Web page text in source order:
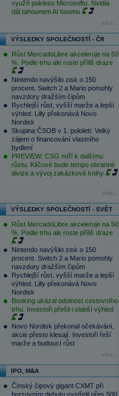
využít poklesu Microsoftu. Nvidia
dál tahounem AI boomu
více...
VÝSLEDKY SPOLEČNOSTÍ - ČR
Růst MercadoLibre akceleruje na 50
%. Podle trhu ale roste příliš draze
Nintendo navýšilo zisk o 150
procent. Switch 2 a Mario pomohly
navzdory dražším čipům
Rychlejší růst, vyšší marže a lepší
výhled. Lilly překonává Novo
Nordisk
Skupina ČSOB v 1. pololetí: Velký
zájem o financování vlastního
bydlení
PREVIEW: CSG míří k dalšímu
růstu. Klíčové bude tempo obranné
divize a vývoj zakázkové knihy
více...
VÝSLEDKY SPOLEČNOSTÍ - SVĚT
Růst MercadoLibre akceleruje na 50
%. Podle trhu ale roste příliš draze
Nintendo navýšilo zisk o 150
procent. Switch 2 a Mario pomohly
navzdory dražším čipům
Rychlejší růst, vyšší marže a lepší
výhled. Lilly překonává Novo
Nordisk
Booking ukázal odolnost cestovního
trhu. Investoři přešli i slabší výhled
Novo Nordisk překonal očekávání,
akcie přesto klesají. Investoři řeší
marže a budoucí růst
více...
IPO, M&A
Čínský čipový gigant CXMT při
burzovním debutu vystřelil přes 500